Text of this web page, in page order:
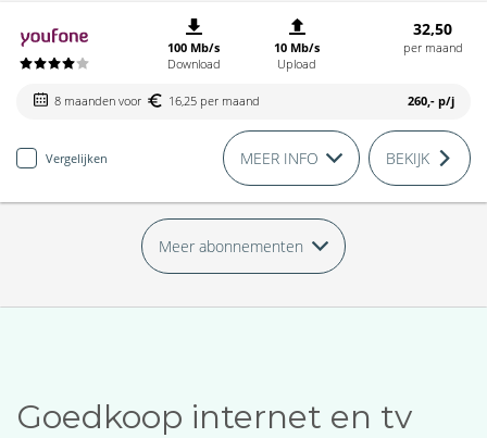
100 Mb/s
Download
10 Mb/s
Upload
32,50
per maand
8 maanden voor 16,25 per maand 260,- p/j
Vergelijken MEER INFO BEKIJK
Meer abonnementen
Goedkoop internet en tv